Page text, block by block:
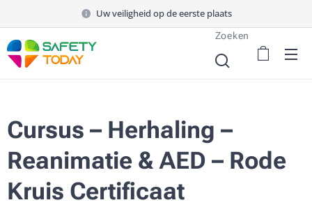
Uw veiligheid op de eerste plaats
Zoeken
Cursus – Herhaling –
Reanimatie & AED – Rode
Kruis Certificaat